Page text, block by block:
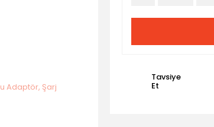
Tavsiye
Et